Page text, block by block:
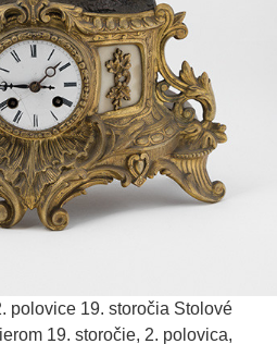
polovice 19. storočia Stolové
19. storočie, 2. polovica,